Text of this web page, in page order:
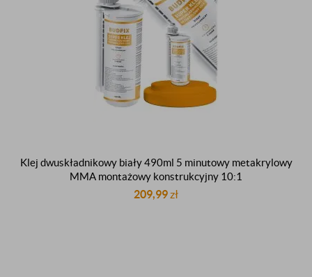
Klej dwuskładnikowy biały 490ml 5 minutowy metakrylowy
MMA montażowy konstrukcyjny 10:1
209,99zł